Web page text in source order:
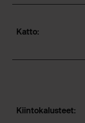
Katto:
Kiintokalusteet: